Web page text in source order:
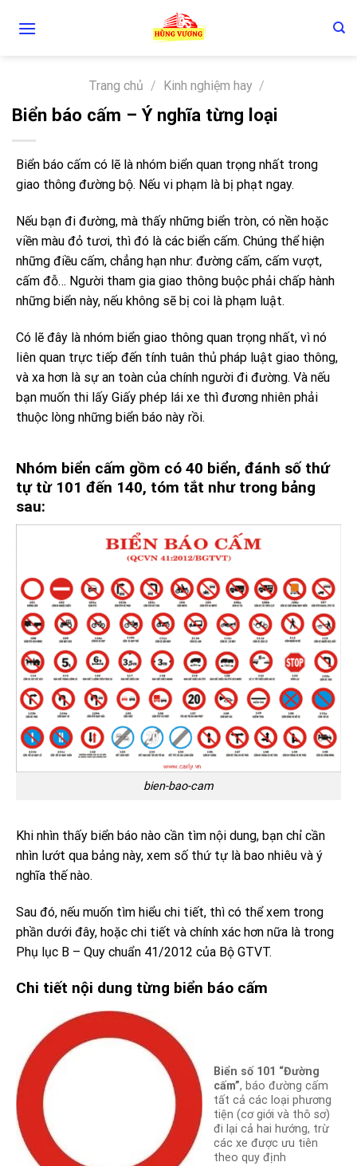
Trang chủ / Kinh nghiệm hay /
Biển báo cấm – Ý nghĩa từng loại
Biển báo cấm có lẽ là nhóm biển quan trọng nhất trong
giao thông đường bộ. Nếu vi phạm là bị phạt ngay.
Nếu bạn đi đường, mà thấy những biển tròn, có nền hoặc
viền màu đỏ tươi, thì đó là các biển cấm. Chúng thể hiện
những điều cấm, chẳng hạn như: đường cấm, cấm vượt,
cấm đỗ… Người tham gia giao thông buộc phải chấp hành
những biển này, nếu không sẽ bị coi là phạm luật.
Có lẽ đây là nhóm biển giao thông quan trọng nhất, vì nó
liên quan trực tiếp đến tính tuân thủ pháp luật giao thông,
và xa hơn là sự an toàn của chính người đi đường. Và nếu
bạn muốn thi lấy Giấy phép lái xe thì đương nhiên phải
thuộc lòng những biển báo này rồi.
Nhóm biển cấm gồm có 40 biển, đánh số thứ
tự từ 101 đến 140, tóm tắt như trong bảng
sau:
bien-bao-cam
Khi nhìn thấy biển báo nào cần tìm nội dung, bạn chỉ cần
nhìn lướt qua bảng này, xem số thứ tự là bao nhiêu và ý
nghĩa thế nào.
Sau đó, nếu muốn tìm hiểu chi tiết, thì có thể xem trong
phần dưới đây, hoặc chi tiết và chính xác hơn nữa là trong
Phụ lục B – Quy chuẩn 41/2012 của Bộ GTVT.
Chi tiết nội dung từng biển báo cấm
Biển số 101 “Đường
cấm”, báo đường cấm
tất cả các loại phương
tiện (cơ giới và thô sơ)
đi lại cả hai hướng, trừ
các xe được ưu tiên
theo quy định